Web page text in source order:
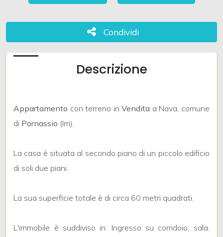
Condividi
Condividi
Descrizione
Appartamento con terreno inVendita a Nava, comune
di Pornassio (Im).
La casa è situata al secondo piano di un piccolo edificio
di soli due piani.
La sua superficie totale è di circa 60 metri quadrati.
L'immobile è suddiviso in: Ingresso su corridoio, sala,
Totale
minimi
Qualsiasi
1